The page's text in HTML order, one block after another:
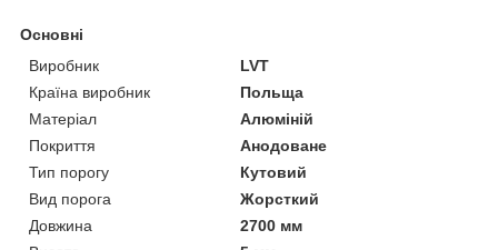
Основні
Виробник
LVT
Країна виробник
Польща
Матеріал
Алюміній
Покриття
Анодоване
Тип порогу
Кутовий
Вид порога
Жорсткий
Довжина
2700 мм